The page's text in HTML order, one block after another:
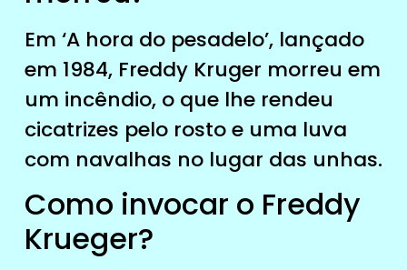
Em ‘A hora do pesadelo’, lançado
em 1984, Freddy Kruger morreu em
um incêndio, o que lhe rendeu
cicatrizes pelo rosto e uma luva
com navalhas no lugar das unhas.
Como invocar o Freddy
Krueger?